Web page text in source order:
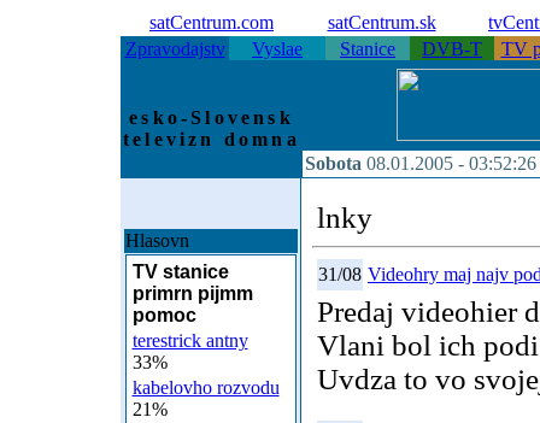
satCentrum.com satCentrum.sk
Zpravodajstv
Vyslae Stanice DVB-T TV
esko-Slovensk
televizn domna
Sobota 08.01.2005 - 03:52:26
Hlasovn
TV stanice
primrn pijmm
pomoc
terestrick antny
33%
kabelovho rozvodu
21%
lnky
31/08 Videohry maj najv
Predaj videohier
Vlani bol ich
Uvdza to vo